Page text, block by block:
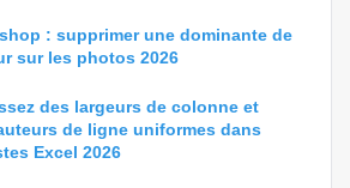
: supprimer une dominante de
sur les photos 2026
des largeurs de colonne et
de ligne uniformes dans
Excel 2026